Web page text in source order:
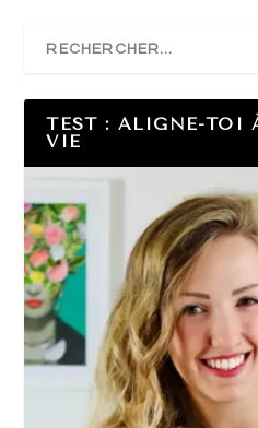
TEST : ALIGNE-TOI
VIE